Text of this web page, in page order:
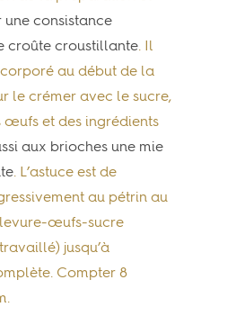
une consistance
croûte croustillante. Il
au début de la
le crémer avec le sucre,
œufs et des ingrédients
aux brioches une mie
. L’astuce est de
au pétrin au
œufs-sucre
jusqu’à
Compter 8